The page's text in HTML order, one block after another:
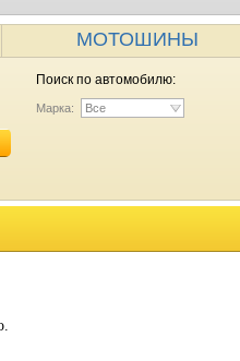
МОТОШИНЫ
Поиск по автомобилю:
Марка: Все